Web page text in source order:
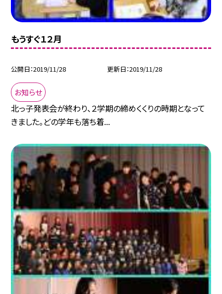
もうすぐ１２月
公開日 2019/11/28 更新日 2019/11/28
お知らせ
北っ子発表会が終わり、２学期の締めくくりの時期となって
きました。どの学年も落ち着...